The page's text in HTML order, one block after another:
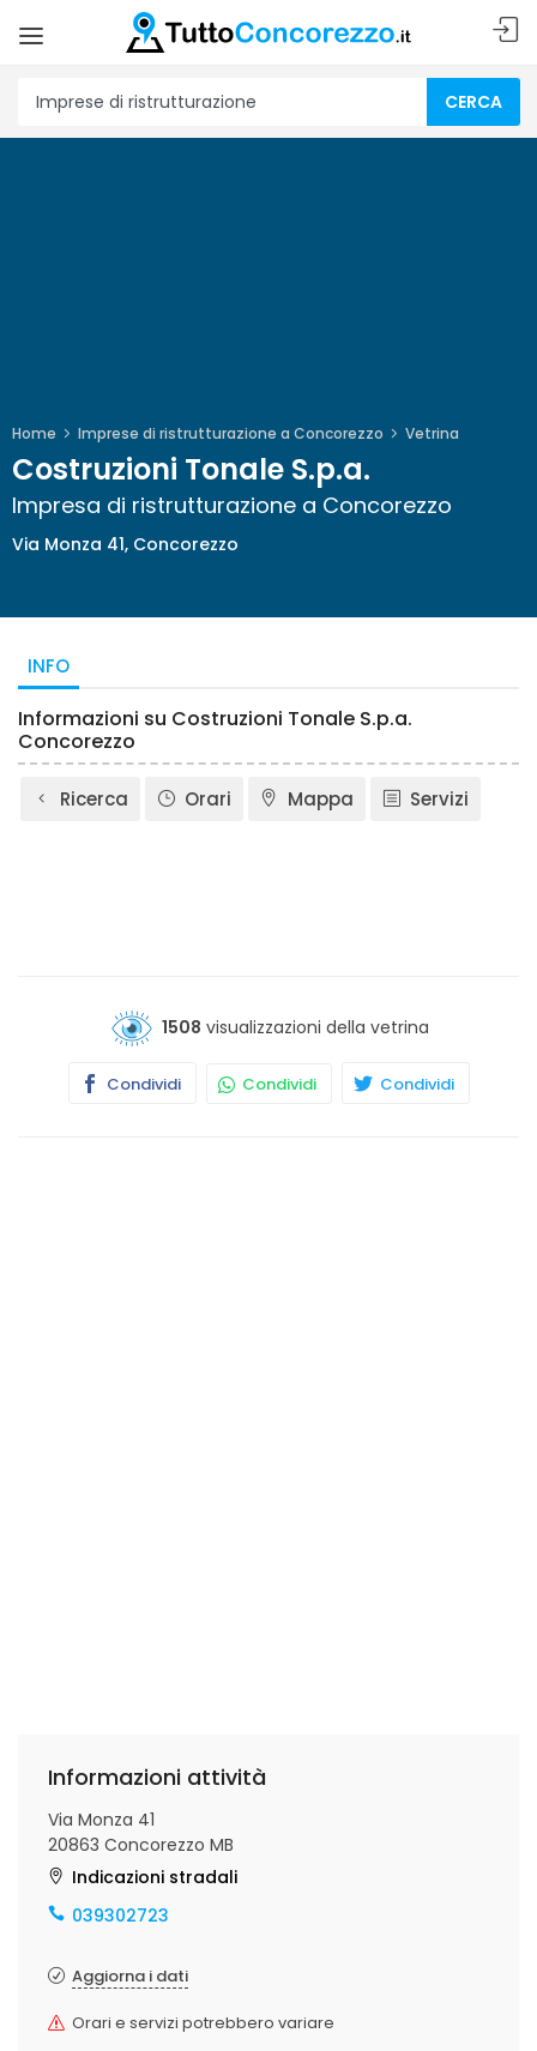
CERCA
Home Imprese di ristrutturazione a Concorezzo Vetrina
Costruzioni Tonale S.p.a.
Impresa di ristrutturazione a Concorezzo
Via Monza 41, Concorezzo
INFO
Informazioni su Costruzioni Tonale S.p.a.
Concorezzo
Ricerca Orari Mappa Servizi
1508 visualizzazioni della vetrina
Condividi Condividi Condividi
Informazioni attività
Via Monza 41
20863 Concorezzo MB
Indicazioni stradali
039302723
Aggiorna i dati
Orari e servizi potrebbero variare